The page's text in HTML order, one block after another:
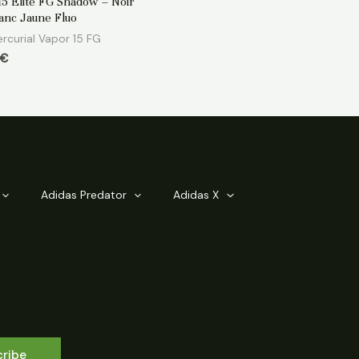
Jaune Fluo
Vapor 15 FG
€
Adidas Predator
Adidas X